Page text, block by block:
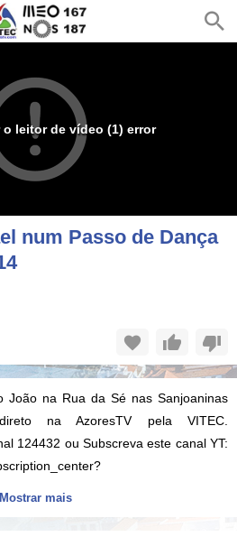
o leitor de vídeo (1) error
num Passo de Dança
João na Rua da Sé nas Sanjoaninas
na AzoresTV pela VITEC.
124432 ou Subscreva este canal YT:
Mostrar mais